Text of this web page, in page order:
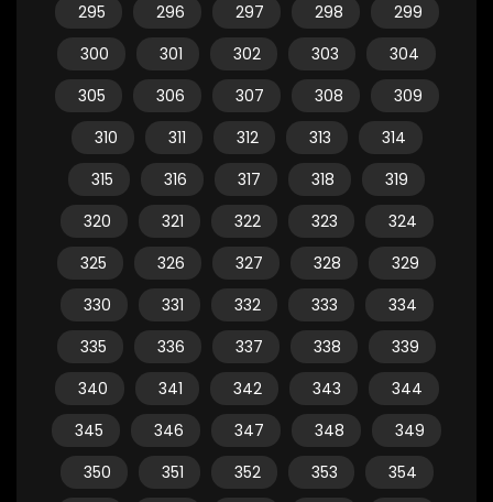
295
296 297 298
299
300
301 302 303
304
305
306 307 308
309
310
311 312 313
314
315
316 317 318
319
320
321 322 323
324
325
326 327 328
329
330
331 332 333
334
335
336 337 338
339
340
341 342 343
344
345
346 347 348
349
350
351 352 353
354